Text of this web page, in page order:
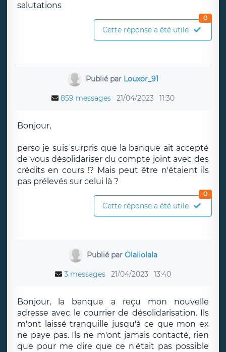
salutations
Cette réponse a été utile
0
Publié par Louxor_91
859 messages 21/04/2023 11:30
Bonjour,
perso je suis surpris que la banque ait accepté
de vous désolidariser du compte joint avec des
crédits en cours !? Mais peut être n'étaient ils
pas prélevés sur celui là ?
Cette réponse a été utile
0
Publié par Olaliolala
3 messages 21/04/2023 13:40
Bonjour, la banque a reçu mon nouvelle
adresse avec le courrier de désolidarisation. Ils
m'ont laissé tranquille jusqu'à ce que mon ex
ne paye pas. Ils ne m'ont jamais contacté, rien
que pour me dire que ce n'était pas possible